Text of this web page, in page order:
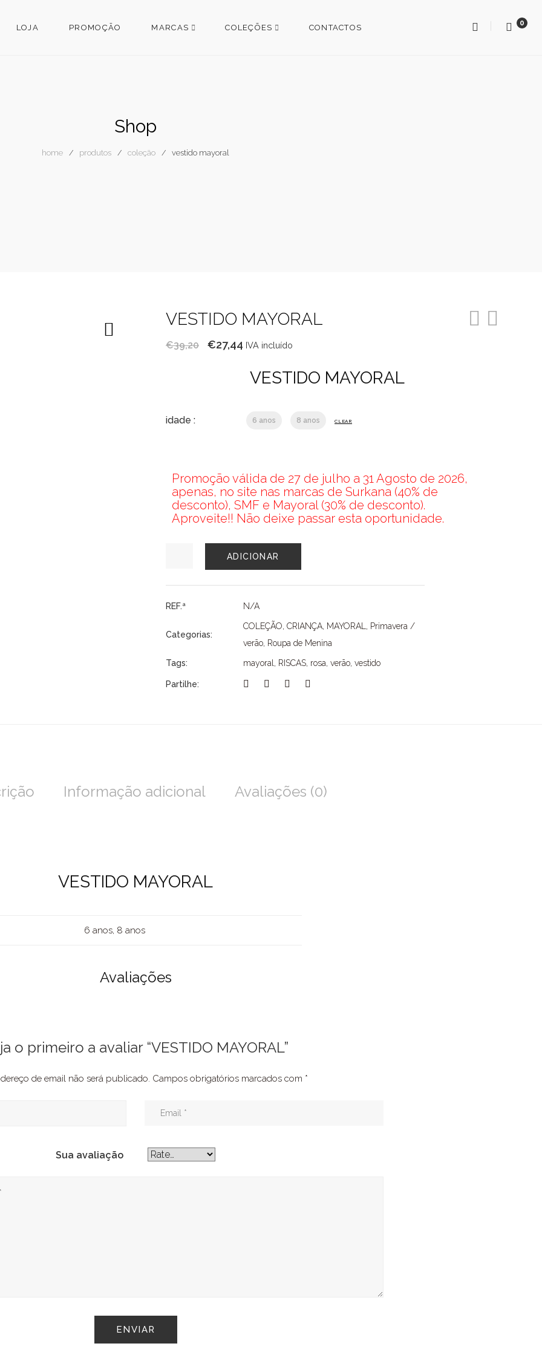
LOJA PROMOÇÃO MARCAS COLEÇÕES CONTACTOS 0
Shop
home produtos coleção vestido mayoral
VESTIDO MAYORAL
€39,20
O
€27,44O
atual
IVA incluído
VESTIDO MAYORAL
idade : 6 anos 8 anos CLEAR
Promoção válida de 27 de julho a 31 Agosto de 2026,
apenas, no site nas marcas de Surkana (40% de
desconto), SMF e Mayoral (30% de desconto).
Aproveite!! Não deixe passar esta oportunidade.
MAYORAL
ADICIONAR
REF.ª N/A
Categorias:
COLEÇÃO, CRIANÇA, MAYORAL , Primavera /
verão, Roupa de Menina
Tags: mayoral , RISCAS, rosa, verão, vestido
Partilhe:
Informação adicional Avaliações (0)
VESTIDO MAYORAL
6 anos, 8 anos
Avaliações
o primeiro a avaliar “VESTIDO MAYORAL”
de email não será publicado. Campos obrigatórios marcados com *
Sua avaliação